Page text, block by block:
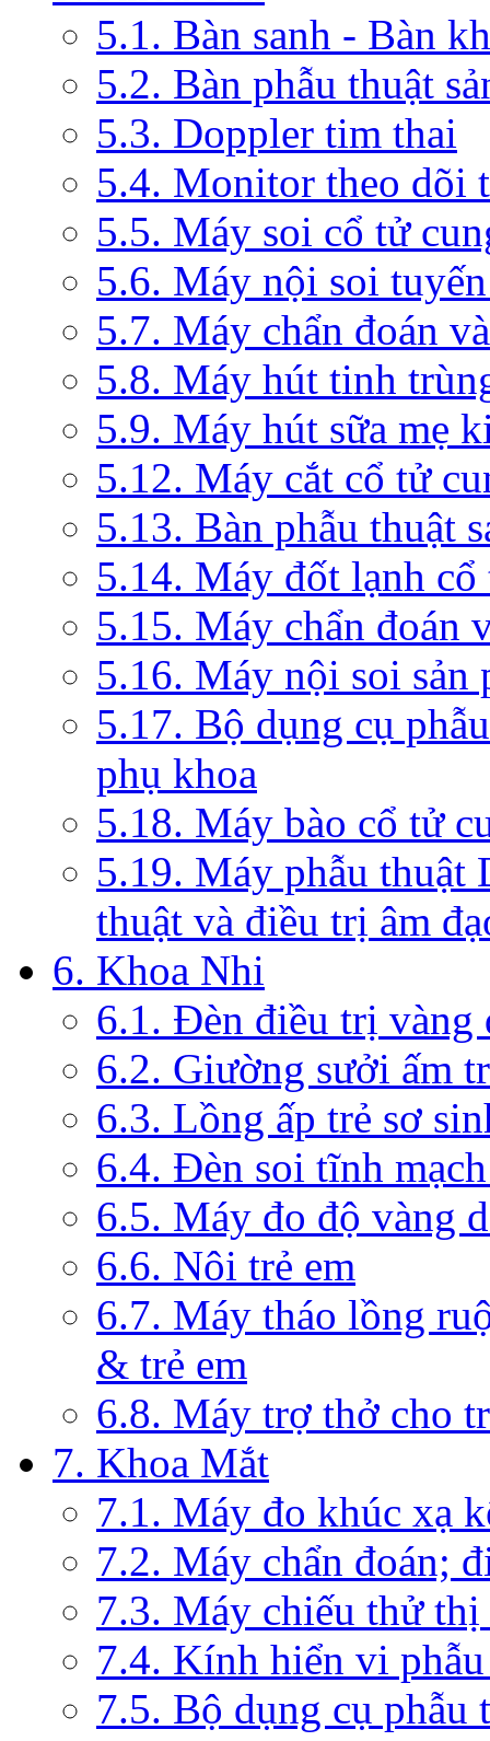
5.1. Bàn sanh - Bàn
5.2. Bàn phẫu thuật
5.3. Doppler tim thai
5.4. Monitor theo dõi
5.5. Máy soi cổ tử
5.6. Máy nội soi
5.7. Máy chẩn đoán
5.8. Máy hút tinh
5.9. Máy hút sữa mẹ
5.12. Máy cắt cổ tử
5.13. Bàn phẫu thuật
5.14. Máy đốt lạnh
5.15. Máy chẩn đoán
5.16. Máy nội soi sản
5.17. Bộ dụng cụ
phụ khoa
5.18. Máy bào cổ tử
5.19. Máy phẫu thuật
thuật và điều trị âm
6. Khoa Nhi
6.1. Đèn điều trị vàng
6.2. Giường sưởi ấm
6.3. Lồng ấp trẻ sơ
6.4. Đèn soi tĩnh
6.5. Máy đo độ vàng
6.6. Nôi trẻ em
6.7. Máy tháo lồng
& trẻ em
6.8. Máy trợ thở cho
7. Khoa Mắt
7.1. Máy đo khúc xạ
7.2. Máy chẩn đoán;
7.3. Máy chiếu thử
7.4. Kính hiển vi
7.5. Bộ dụng cụ phẫu